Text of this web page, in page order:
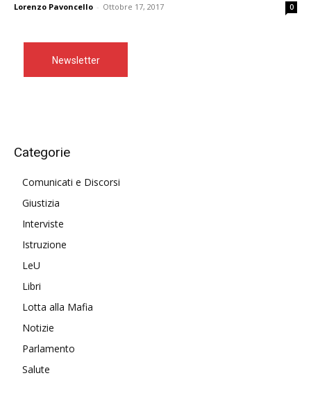
Lorenzo Pavoncello - Ottobre 17, 2017 0
Newsletter
Categorie
Comunicati e Discorsi
Giustizia
Interviste
Istruzione
LeU
Libri
Lotta alla Mafia
Notizie
Parlamento
Salute